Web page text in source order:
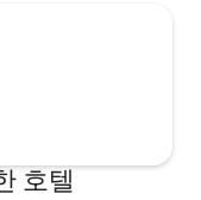
호텔